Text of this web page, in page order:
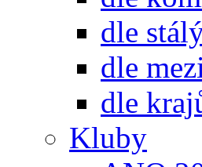
dle
dle
dle
Kluby